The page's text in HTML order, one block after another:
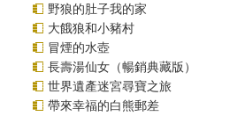
野狼的肚子我的家
大餓狼和小豬村
冒煙的水壺
長壽湯仙女（暢銷典藏版）
世界遺產迷宮尋寶之旅
帶來幸福的白熊郵差